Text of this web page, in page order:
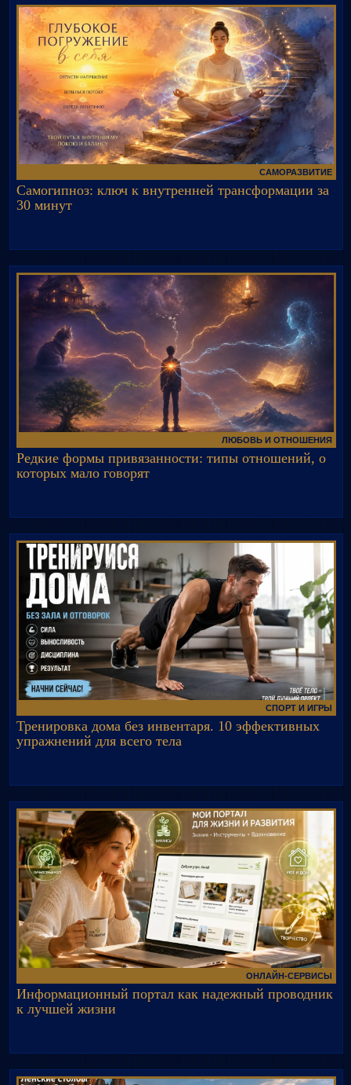
САМОРАЗВИТИЕ
Самогипноз: ключ к внутренней трансформации за
30 минут
ЛЮБОВЬ И ОТНОШЕНИЯ
Редкие формы привязанности: типы отношений, о
которых мало говорят
СПОРТ И ИГРЫ
Тренировка дома без инвентаря. 10 эффективных
упражнений для всего тела
ОНЛАЙН-СЕРВИСЫ
Информационный портал как надежный проводник
к лучшей жизни